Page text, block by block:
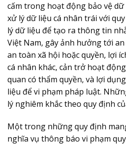
cấm trong hoạt động bảo vệ
xử lý dữ liệu cá nhân trái với
lý dữ liệu để tạo ra thông tin
Việt Nam, gây ảnh hưởng tới
an toàn xã hội hoặc quyền, lợi
cá nhân khác, cản trở hoạt
quan có thẩm quyền, và lợi
liệu để vi phạm pháp luật.
lý nghiêm khắc theo quy định
Một trong những quy định
nghĩa vụ thông báo vi phạm